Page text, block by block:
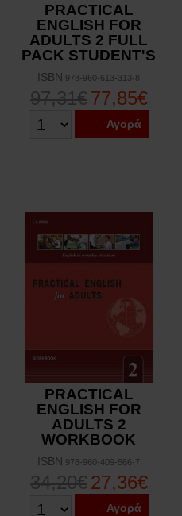
PRACTICAL
ENGLISH FOR
ADULTS 2 FULL
PACK STUDENT'S
ISBN 978-960-613-313-8
97,31€77,85€
Αγορά
PRACTICAL
ENGLISH FOR
ADULTS 2
WORKBOOK
ISBN 978-960-409-566-7
34,20€27,36€
Αγορά